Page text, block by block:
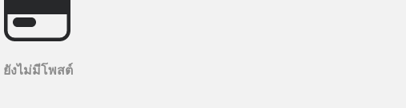
ยังไม่มีโพสต์